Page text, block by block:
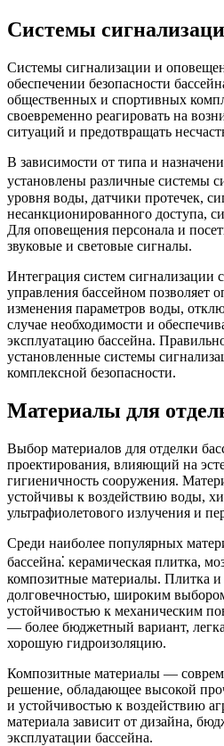
Системы
Системы сигнализации и
обеспечении безопасности
общественных и спортивных
своевременно реагировать на
ситуаций и предотвращать
В зависимости от типа и
установлены различные системы
уровня воды, датчики протечек,
несанкционированного доступа,
Для оповещения персонала и
звуковые и световые сигналы.
Интеграция систем сигнализации
управления бассейном позволяет
изменения параметров воды,
случае необходимости и
эксплуатацию бассейна.
установленные системы
комплексной безопасности.
Материалы для
Выбор материалов для отделки
проектирования, влияющий на
гигиеничность сооружения.
устойчивы к воздействию воды,
ультрафиолетового излучения и
Среди наиболее популярных
бассейна⁚ керамическая плитка,
композитные материалы. Плитка и
долговечностью, широким
устойчивостью к механическим
— более бюджетный вариант,
хорошую гидроизоляцию.
Композитные материалы —
решение, обладающее высокой
и устойчивостью к воздействию
материала зависит от дизайна,
эксплуатации бассейна.